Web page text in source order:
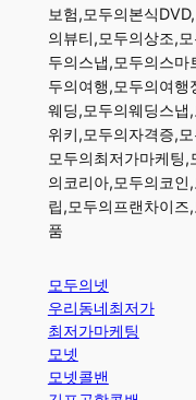
보험,모두의본식
의뷰티,모두의상조,
두의스냅,모두의스마
두의여행,모두의여행
웨딩,모두의웨딩스냅
위키,모두의자격증,
모두의최저가마케팅
의코리아,모두의코인
립,모두의프랜차이
품
모두의넷
우리동네최저가
최저가마케팅
모넷
모넷콜밴